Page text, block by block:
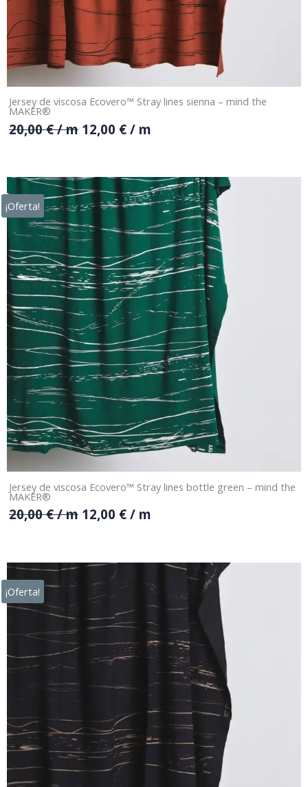
Jersey de viscosa Ecovero™ Stray lines sienna – mind the
MAKER®
20,00€/ m 12,00 €/ m
¡Oferta!
Jersey de viscosa Ecovero™ Stray lines bottle green – mind the
MAKER®
20,00€/ m 12,00 €/ m
¡Oferta!